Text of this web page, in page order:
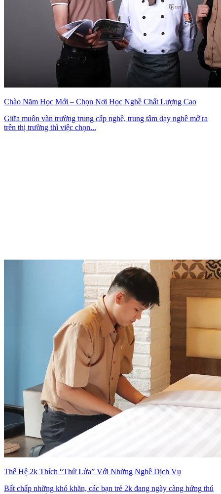
Chào Năm Học Mới – Chọn Nơi Học Nghề Chất Lượng Cao
Giữa muôn vàn trường trung cấp nghề, trung tâm dạy nghề mở ra
trên thị trường thì việc chọn...
Thế Hệ 2k Thích “Thử Lửa” Với Những Nghề Dịch Vụ
Bất chấp những khó khăn, các bạn trẻ 2k đang ngày càng hứng thú